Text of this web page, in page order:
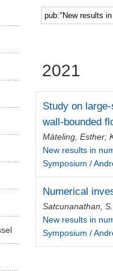
2021
Study on
wall-bounded
Mäteling, Esther;
New results in
Symposium /
Numerical
Satcunanathan, S.
New results in
Symposium /